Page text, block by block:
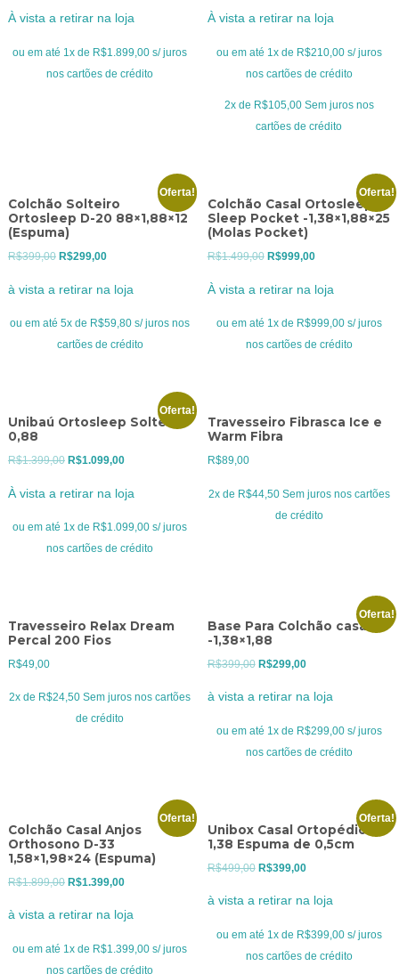
era:
R$2.499,00.
atual
é:
R$1.899,00.
À vista a retirar na loja
ou em até 1x de R$1.899,00 s/ juros
nos cartões de crédito
era:
R$299,00.
atual
é:
R$210,00.
À vista a retirar na loja
ou em até 1x de R$210,00 s/ juros
nos cartões de crédito
2x de R$105,00 Sem juros nos
cartões de crédito
Oferta!
Colchão Solteiro
Ortosleep D-20 88×1,88×12
(Espuma)
R$399,00 O
era:
R$399,00.
R$299,00O
atual
é:
R$299,00.
à vista a retirar na loja
ou em até 5x de R$59,80 s/ juros nos
cartões de crédito
Oferta!
Colchão Casal Ortosleep
Sleep Pocket -1,38×1,88×25
(Molas Pocket)
R$1.499,00 O
era:
R$1.499,00.
R$999,00O
atual
é:
R$999,00.
À vista a retirar na loja
ou em até 1x de R$999,00 s/ juros
nos cartões de crédito
Oferta!
Unibaú Ortosleep Solteiro
0,88
R$1.399,00 O
original
era:
R$1.399,00.
R$1.099,00O
atual
é:
R$1.099,00.
À vista a retirar na loja
ou em até 1x de R$1.099,00 s/ juros
nos cartões de crédito
Travesseiro Fibrasca Ice e
Warm Fibra
R$89,00
2x de R$44,50 Sem juros nos cartões
de crédito
Travesseiro Relax Dream
Percal 200 Fios
R$49,00
2x de R$24,50 Sem juros nos cartões
de crédito
Oferta!
Base Para Colchão casal
-1,38×1,88
R$399,00 O
era:
R$399,00.
R$299,00O
atual
é:
R$299,00.
à vista a retirar na loja
ou em até 1x de R$299,00 s/ juros
nos cartões de crédito
Oferta!
Colchão Casal Anjos
Orthosono D-33
1,58×1,98×24 (Espuma)
R$1.899,00 O
era:
R$1.899,00.
R$1.399,00O
atual
é:
R$1.399,00.
à vista a retirar na loja
ou em até 1x de R$1.399,00 s/ juros
nos cartões de crédito
Oferta!
Unibox Casal Ortopédico
1,38 Espuma de 0,5cm
R$499,00 O
era:
R$499,00.
R$399,00O
atual
é:
R$399,00.
à vista a retirar na loja
ou em até 1x de R$399,00 s/ juros
nos cartões de crédito